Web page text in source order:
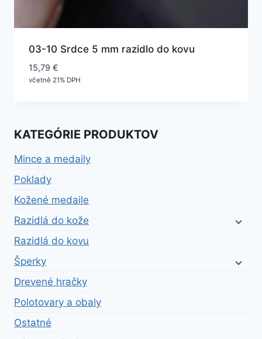
03-10 Srdce 5 mm razidlo do kovu
15,79 €
včetně 21% DPH
KATEGÓRIE PRODUKTOV
Mince a medaily
Poklady
Kožené medaile
Razidlá do kože
Razidlá do kovu
Šperky
Drevené hračky
Polotovary a obaly
Ostatné